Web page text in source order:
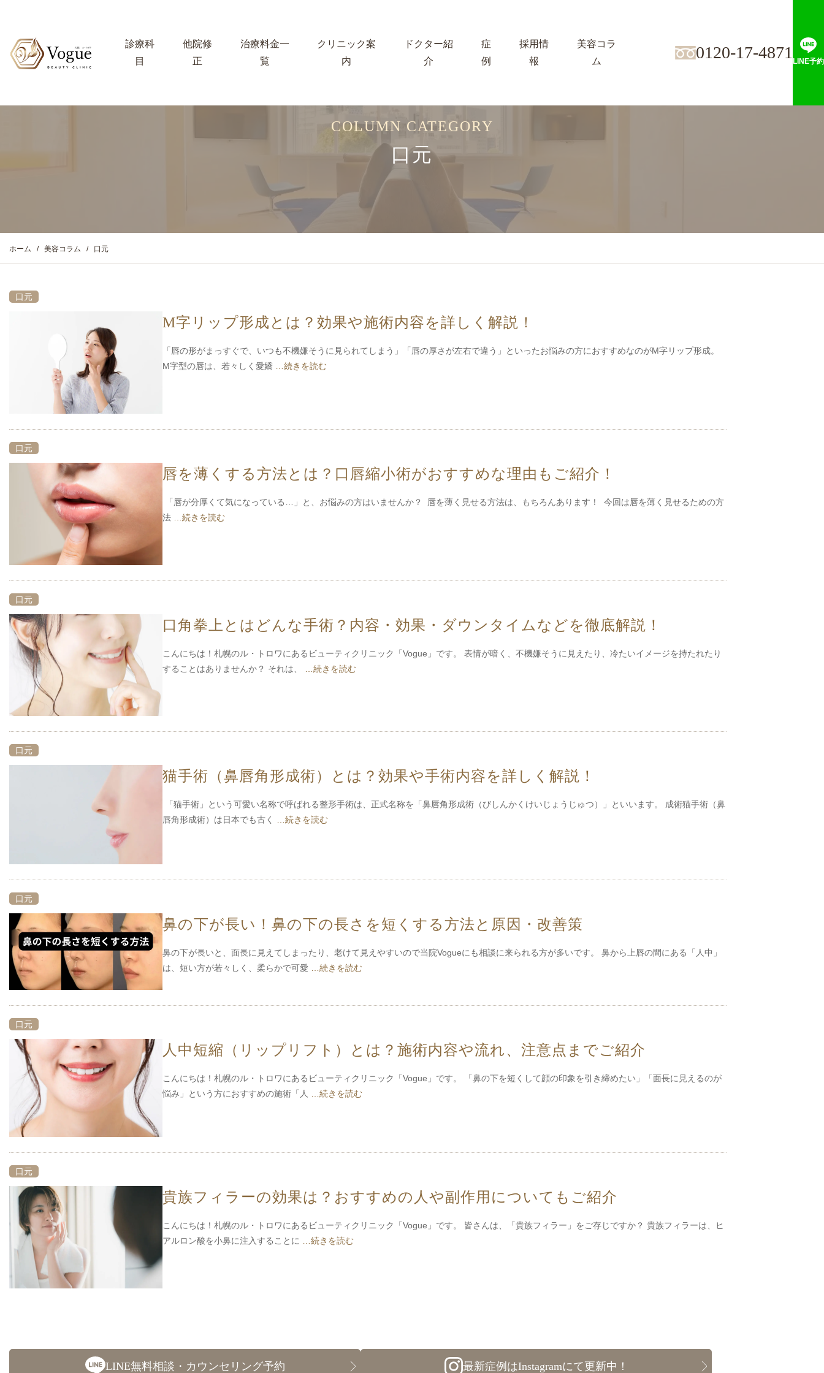
診療科
目
他院修
正
治療料金一
覧
クリニック案
内
ドクター紹
介
症
例
採用情
報
美容コラ
ム
0120-17-4871 LINE予約
COLUMN CATEGORY
口元
ホーム 美容コラム 口元
口元
M字リップ形成とは？効果や施術内容を詳しく解説！
「唇の形がまっすぐで、いつも不機嫌そうに見られてしまう」「唇の厚さが左右で違う」といったお悩みの方におすすめなのがM字リップ形成。
M字型の唇は、若々しく愛嬌
…続きを読む
口元
唇を薄くする方法とは？口唇縮小術がおすすめな理由もご紹介！
「唇が分厚くて気になっている…」と、お悩みの方はいませんか？ 唇を薄く見せる方法は、もちろんあります！ 今回は唇を薄く見せるための方
法
…続きを読む
口元
口角拳上とはどんな手術？内容・効果・ダウンタイムなどを徹底解説！
こんにちは！札幌のル・トロワにあるビューティクリニック「Vogue」です。 表情が暗く、不機嫌そうに見えたり、冷たいイメージを持たれたり
することはありませんか？ それは、
…続きを読む
口元
猫手術（鼻唇角形成術）とは？効果や手術内容を詳しく解説！
「猫手術」という可愛い名称で呼ばれる整形手術は、正式名称を「鼻唇角形成術（びしんかくけいじょうじゅつ）」といいます。 成術猫手術（鼻
唇角形成術）は日本でも古く
…続きを読む
口元
鼻の下が長い！鼻の下の長さを短くする方法と原因・改善策
鼻の下が長いと、面長に見えてしまったり、老けて見えやすいので当院Vogueにも相談に来られる方が多いです。 鼻から上唇の間にある「人中」
は、短い方が若々しく、柔らかで可愛 …続きを読む
口元
人中短縮（リップリフト）とは？施術内容や流れ、注意点までご紹介
こんにちは！札幌のル・トロワにあるビューティクリニック「Vogue」です。 「鼻の下を短くして顔の印象を引き締めたい」「面長に見えるのが
悩み」という方におすすめの施術「人 …続きを読む
口元
貴族フィラーの効果は？おすすめの人や副作用についてもご紹介
こんにちは！札幌のル・トロワにあるビューティクリニック「Vogue」です。 皆さんは、「貴族フィラー」をご存じですか？ 貴族フィラーは、ヒ
アルロン酸を小鼻に注入することに
…続きを読む
LINE無料相談・カウンセリング予約 最新症例はInstagramにて更新中！